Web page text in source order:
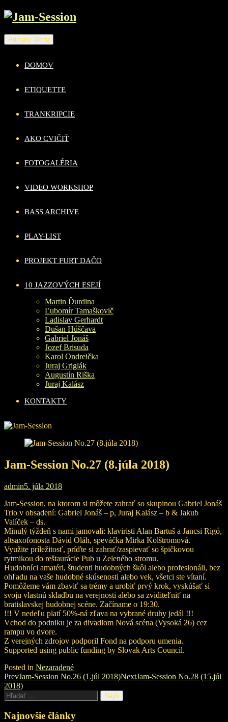
Skip
content
Primary Menu
DOMOV
ETIQUETTE
TRANKRIPCIE
AKO CVIČIŤ
FOTOGALÉRIA
VIDEO WORKSHOP
BASS ARCHIVE
PLAY-LIST
PROJEKT FURT DAČO
10 JAZZOVÝCH ESEJÍ
Martin Ďurdina
Ľubomír Tamaškovič
Ladislav Gerhardt
Dušan Húščava
Gabriel Jonáš
Jozef Brisuda
Karol Ondreička
Juraj Griglák
Augustín Riška
Juraj Kalász
KONTAKTY
Jam-Session No.27 (8.júla 2018)
admin5. júla 2018
Jam-Session, na ktorom si môžete zahrať so skupinou Gabriel Jonáš
Trio v obsadení: Gabriel Jonáš – p, Juraj Kalász – b & Jakub
Valíček – ds.
Minulý týždeň s nami jamovali: klaviristi Alan Bartuš a Jancsi Rigó,
altsaxofonosta Dávid Oláh, speváčka Mirka Kolštromová.
Využite príležitosť, príďte si zahrať/zaspievať so špičkovou
rytmikou do reštaurácie Pub u Zeleného stromu.
Hudobníci amatéri, študenti hudobných škôl alebo profesionáli, bez
ohľadu na vaše hudobné skúsenosti alebo vek, všetci ste vítaní.
Pomôžeme vám zbaviť sa trémy a urobiť prvý krok, vyskúšať si
svoju vlastnú skladbu na verejnosti alebo sa zviditeľniť na
bratislavskej hudobnej scéne. Začíname o 19:30.
!!! V nedeľu platí 50%-ná zľava na vybrané druhy jedál !!!
Vchod do podniku je za divadlom Nová scéna (Vysoká 26) cez
rampu vo dvore.
Z verejných zdrojov podporil Fond na podporu umenia.
Supported using public funding by Slovak Arts Council.
Posted in Nezaradené
Post
navigation
PrevJam-Session No.26 (1.júl 2018)NextJam-Session No.28 (15.júl
2018)
Hľadať:
Najnovšie články